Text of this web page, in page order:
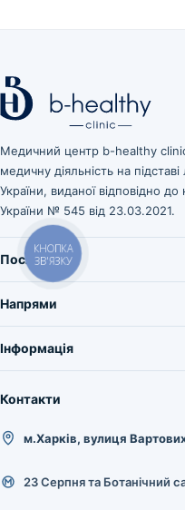
Медичний центр b-healthy
медичну діяльність на
України, виданої відповідно
України № 545 від 23.03.2021.
Послуги
Напрями
Інформація
Контакти
м.Харків, вулиця
23 Серпня та Ботанічний
КНОПКА
ЗВ'ЯЗКУ